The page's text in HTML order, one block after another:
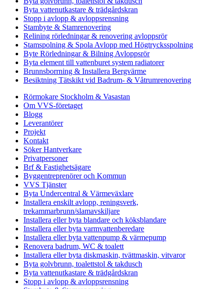
Byta vattenutkastare & trädgårdskran
Stopp i avlopp & avloppsrensning
Stambyte & Stamrenovering
Relining rörledningar & renovering avloppsrör
Stamspolning & Spola Avlopp med Högtrycksspolning
Byte Rörledningar & Bilning Avloppsrör
Byta element till vattenburet system radiatorer
Brunnsborrning & Installera Bergvärme
Besiktning Tätskikt vid Badrum- & Våtrumrenovering
Rörmokare Stockholm & Vasastan
Om VVS-företaget
Blogg
Leverantörer
Projekt
Kontakt
Söker Hantverkare
Privatpersoner
Brf & Fastighetsägare
Byggentreprenörer och Kommun
VVS Tjänster
Byta Undercentral & Värmeväxlare
Installera enskilt avlopp, reningsverk,
trekammarbrunn/slamavskiljare
Installera eller byta blandare och köksblandare
Installera eller byta varmvattenberedare
Installera eller byta vattenpump & värmepump
Renovera badrum, WC & toalett
Installera eller byta diskmaskin, tvättmaskin, vitvaror
Byta golvbrunn, toalettstol & takdusch
Byta vattenutkastare & trädgårdskran
Stopp i avlopp & avloppsrensning